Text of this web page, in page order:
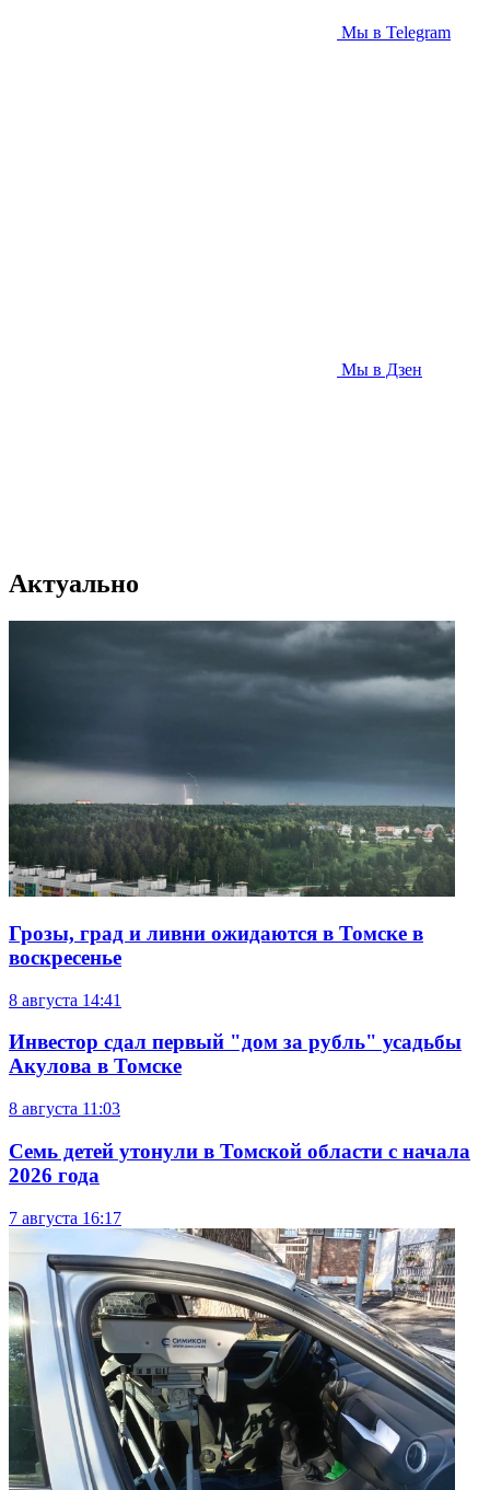
Мы в Telegram
Мы в Дзен
Актуально
Грозы, град и ливни ожидаются в Томске в
воскресенье
8 августа 14:41
Инвестор сдал первый "дом за рубль" усадьбы
Акулова в Томске
8 августа 11:03
Семь детей утонули в Томской области с начала
2026 года
7 августа 16:17